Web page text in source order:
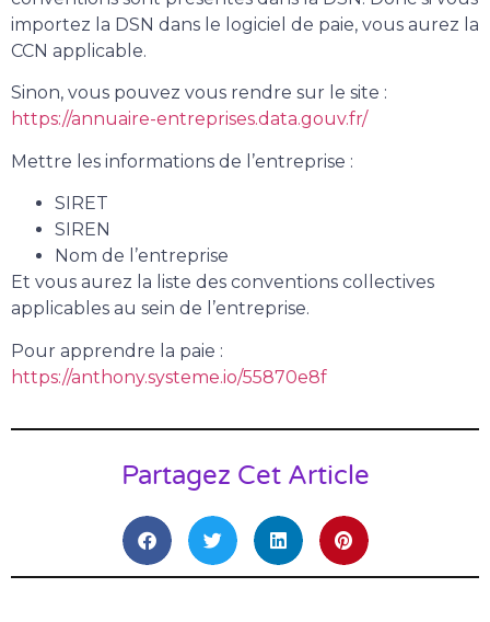
importez la DSN dans le logiciel de paie, vous aurez la
CCN applicable.
Sinon, vous pouvez vous rendre sur le site :
https://annuaire-entreprises.data.gouv.fr/
Mettre les informations de l’entreprise :
SIRET
SIREN
Nom de l’entreprise
Et vous aurez la liste des conventions collectives
applicables au sein de l’entreprise.
Pour apprendre la paie :
https://anthony.systeme.io/55870e8f
Partagez Cet Article